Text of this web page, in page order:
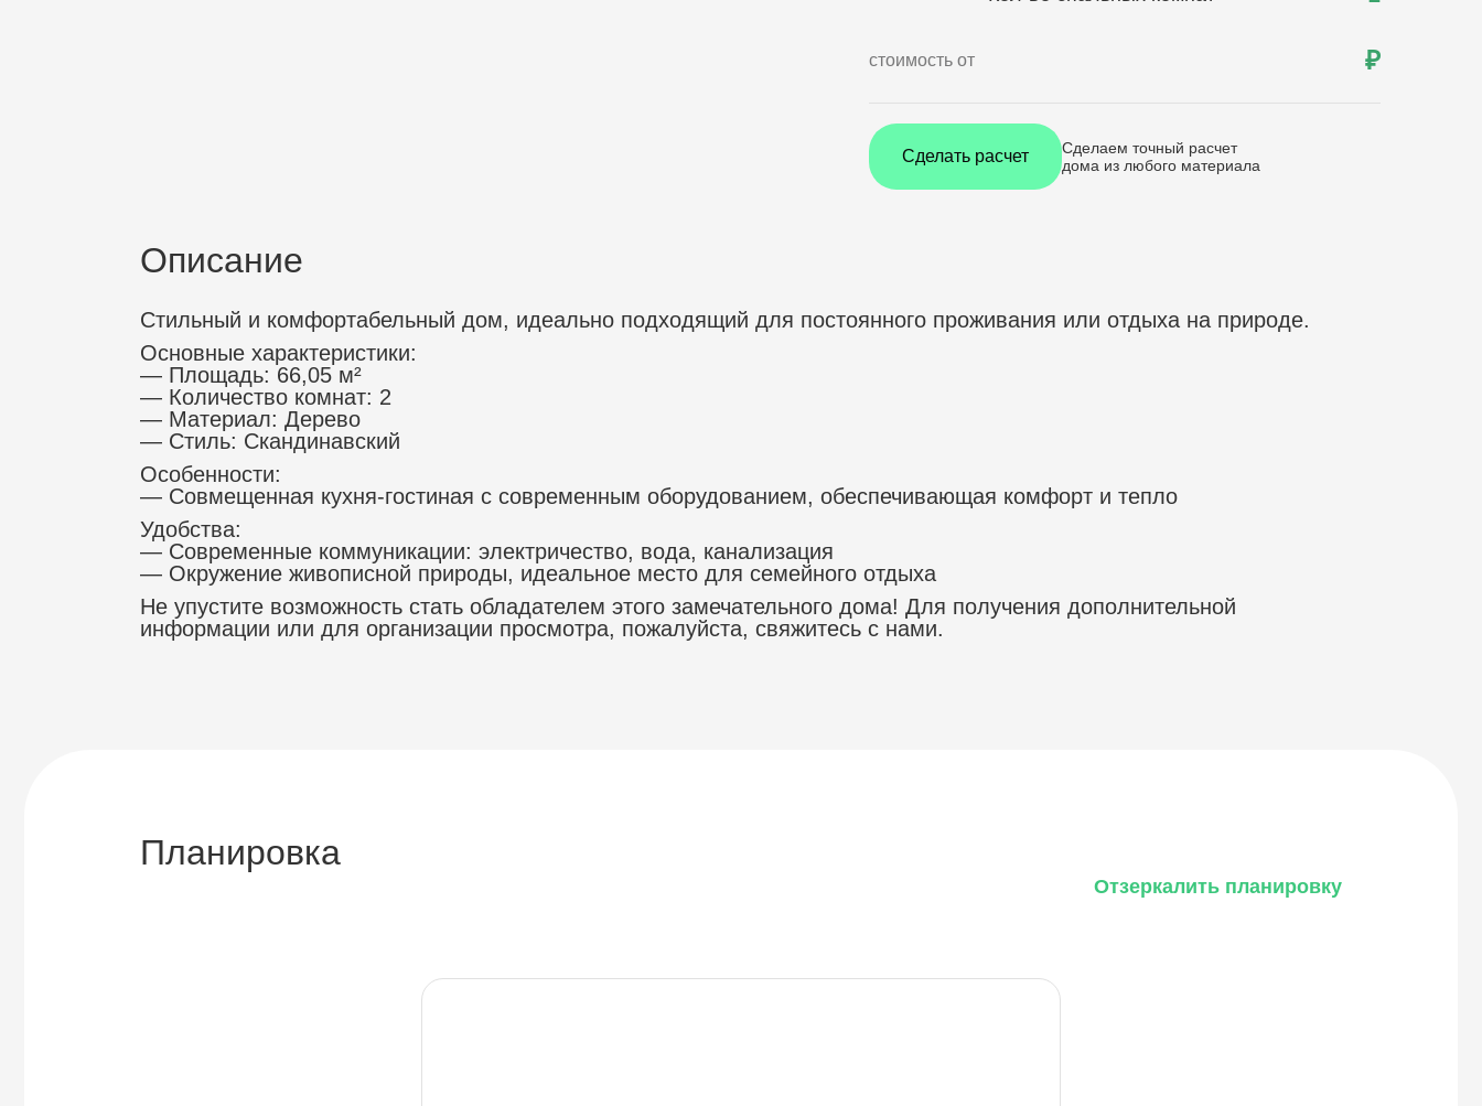
стоимость от ₽
Сделать расчет
Сделаем точный расчет
дома из любого материала
Описание
Стильный и комфортабельный дом, идеально подходящий для постоянного проживания или отдыха на природе.
Основные характеристики:
— Площадь: 66,05 м²
— Количество комнат: 2
— Материал: Дерево
— Стиль: Скандинавский
Особенности:
— Совмещенная кухня-гостиная с современным оборудованием, обеспечивающая комфорт и тепло
Удобства:
— Современные коммуникации: электричество, вода, канализация
— Окружение живописной природы, идеальное место для семейного отдыха
Не упустите возможность стать обладателем этого замечательного дома! Для получения дополнительной
информации или для организации просмотра, пожалуйста, свяжитесь с нами.
Планировка
Отзеркалить планировку